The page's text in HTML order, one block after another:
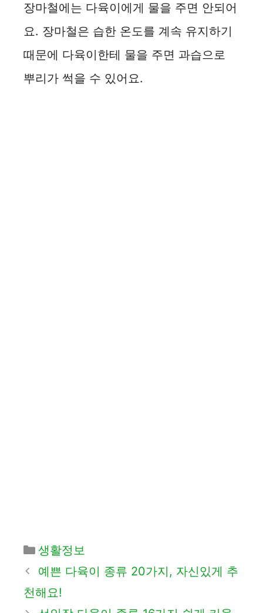
장마철에는 다육이에게 물을 주면 안되어
요. 장마철은 습한 온도를 계속 유지하기
때문에 다육이한테 물을 주면 과습으로
뿌리가 썩을 수 있어요.
카
테
리
생활정보
예쁜 다육이 종류 20가지, 자신있게 추
천해요!